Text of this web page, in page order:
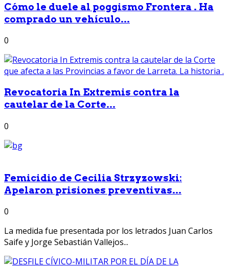
Cómo le duele al poggismo Frontera . Ha
comprado un vehículo...
0
Revocatoria In Extremis contra la
cautelar de la Corte...
0
Femicidio de Cecilia Strzyzowski:
Apelaron prisiones preventivas...
0
La medida fue presentada por los letrados Juan Carlos
Saife y Jorge Sebastián Vallejos...